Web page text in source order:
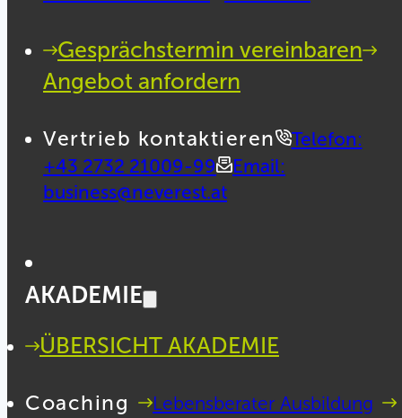
Gesprächstermin vereinbaren
Angebot anfordern
Vertrieb kontaktieren
Telefon:
+43 2732 21009-99
Email:
business@neverest.at
AKADEMIE
ÜBERSICHT AKADEMIE
Coaching
Lebensberater Ausbildung